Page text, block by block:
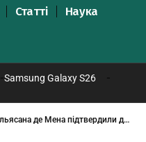
Статті Наука
Samsung Galaxy S26
де Мена підтвердили дружбу